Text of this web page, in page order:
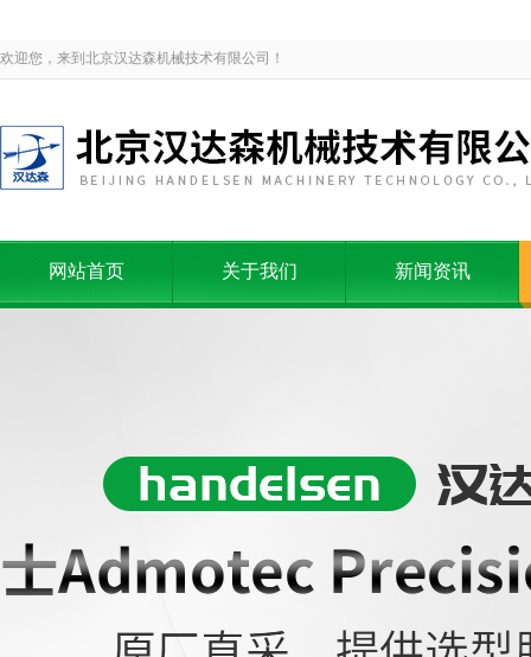
欢迎您，来到北京汉达森机械技术有限公司！
网站首页 关于我们 新闻资讯